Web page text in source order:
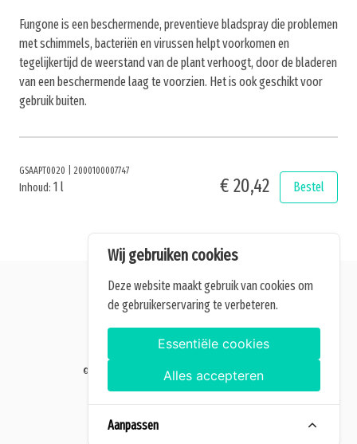
Fungone is een beschermende, preventieve bladspray die problemen
met schimmels, bacteriën en virussen helpt voorkomen en
tegelijkertijd de weerstand van de plant verhoogt, door de bladeren
van een beschermende laag te voorzien. Het is ook geschikt voor
gebruik buiten.
GSAAPT0020 2000100007747
Inhoud: 1 l € 20,42 Bestel
Alle getoonde prijzen zijn incl. BTW.
Algemene Voorwaarden
Manage cookies
©2026 Home of Grow — Alle rechten voorbehouden.
Wij gebruiken cookies
Deze website maakt gebruik van cookies om
de gebruikerservaring te verbeteren.
Essentiële cookies
Alles accepteren
Aanpassen